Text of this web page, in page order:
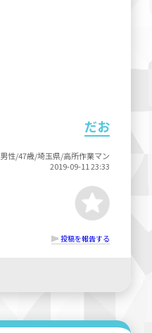
だお
男性/47歳/埼玉県/高所作業マン
2019-09-11 23:33
投稿を報告する